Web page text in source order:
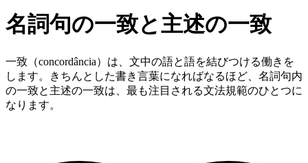
名詞句の一致と主述の一致
一致（concordância）は、文中の語と語を結びつける働きを
します。きちんとした書き言葉になればなるほど、名詞句内
の一致と主述の一致は、最も注目される文法規範のひとつに
なります。